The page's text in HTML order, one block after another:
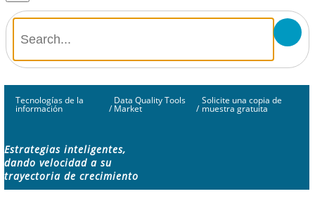
Tecnologías de la
información /
Data Quality Tools
Market /
Solicite una copia de
muestra gratuita
Estrategias inteligentes,
dando velocidad a su
trayectoria de crecimiento